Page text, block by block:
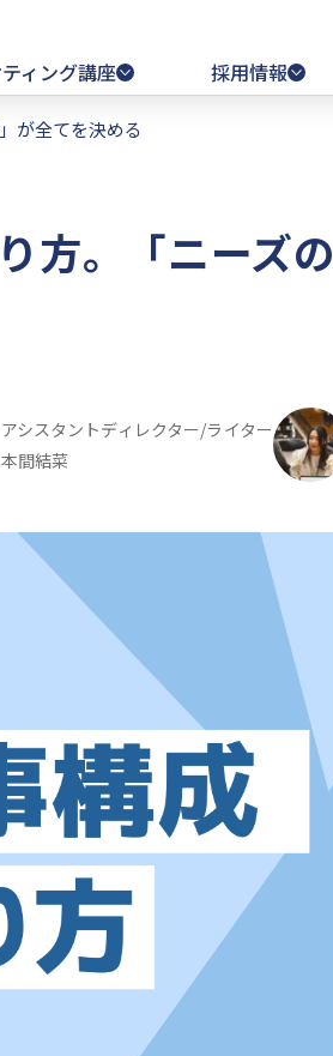
ィング講座 採用情報
が全てを決める
方。「ニーズの
アシスタントディレクター/ライター
本間結菜